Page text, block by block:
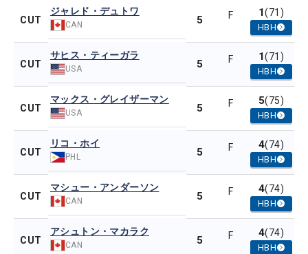
CUT
ジャレド・デュトワ
CAN 5 F 1(71)
HBH
CUT
サヒス・ティーガラ
USA 5 F 1(71)
HBH
CUT
マックス・グレイザーマン
USA 5 F 5(75)
HBH
CUT
リコ・ホイ
PHL 5 F 4(74)
HBH
CUT
マシュー・アンダーソン
CAN 5 F 4(74)
HBH
CUT
アシュトン・マカラク
CAN 5 F 4(74)
HBH